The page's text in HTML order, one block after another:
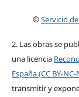
©Servicio
2. Las obras se
una licencia
España (CC BY-NC-
transmitir y